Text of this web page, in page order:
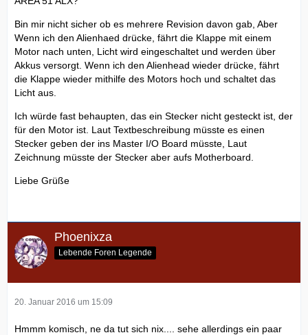
Bin mir nicht sicher ob es mehrere Revision davon gab, Aber
Wenn ich den Alienhaed drücke, fährt die Klappe mit einem
Motor nach unten, Licht wird eingeschaltet und werden über
Akkus versorgt. Wenn ich den Alienhead wieder drücke, fährt
die Klappe wieder mithilfe des Motors hoch und schaltet das
Licht aus.
Ich würde fast behaupten, das ein Stecker nicht gesteckt ist, der
für den Motor ist. Laut Textbeschreibung müsste es einen
Stecker geben der ins Master I/O Board müsste, Laut
Zeichnung müsste der Stecker aber aufs Motherboard.
Liebe Grüße
Phoenixza
Lebende Foren Legende
20. Januar 2016 um 15:09
Hmmm komisch, ne da tut sich nix.... sehe allerdings ein paar